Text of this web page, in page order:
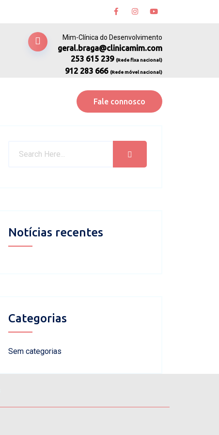
Mim-Clínica do Desenvolvimento
geral.braga@clinicamim.com
253 615 239 (Rede fixa nacional)
912 283 666 (Rede móvel nacional)
Fale connosco
Notícias recentes
Categorias
Sem categorias